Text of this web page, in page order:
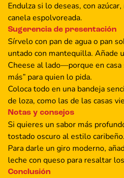
Endulza si lo deseas, con
canela espolvoreada.
Sugerencia de presentación
Sírvelo con pan de agua o pan
untado con mantequilla. Añade
Cheese al lado—porque en casa
más” para quien lo pida.
Coloca todo en una bandeja
de loza, como las de las casas
Notas y consejos
Si quieres un sabor más
tostado oscuro al estilo caribeño.
Para darle un giro moderno,
leche con queso para resaltar
Conclusión